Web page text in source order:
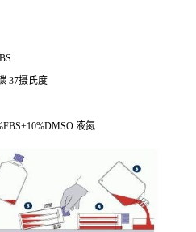
37摄氏度
液氮